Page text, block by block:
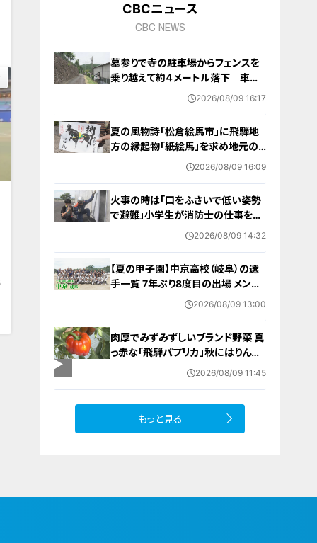
CBCニュース
CBC NEWS
墓参りで寺の駐車場からフェンスを
乗り越えて約４メートル落下 車に
乗っていた家族３人けが 岐阜・山
2026/08/09 16:17
夏の風物詩「松倉絵馬市」に飛騨地
方の縁起物「紙絵馬」を求め地元の
人や観光客が訪れる 幸せが駆け込
2026/08/09 16:09
火事の時は「口をふさいで低い姿勢
で避難」小学生が消防士の仕事を体
2026/08/09 14:32
【夏の甲子園】中京高校（岐阜）の選
手一覧 7年ぶり8度目の出場 メンバ
ー・出身中学・特徴は？高校野球
2026/08/09 13:00
肉厚でみずみずしいブランド野菜 真
っ赤な「飛騨パプリカ」秋にはりんご
のように甘い 岐阜・高山市の東農
2026/08/09 11:45
もっと見る